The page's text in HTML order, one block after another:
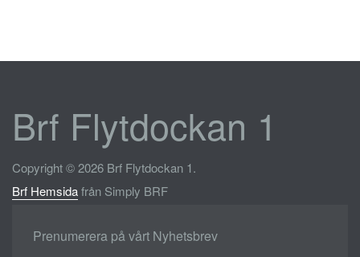
Brf Flytdockan 1
Copyright © 2026 Brf Flytdockan 1.
Brf Hemsidafrån Simply BRF
Prenumerera på vårt Nyhetsbrev